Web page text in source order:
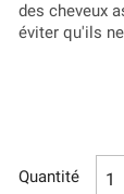
des cheveux
éviter qu'ils
Quantité